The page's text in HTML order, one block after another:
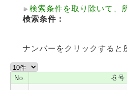
検索条件を取り除いて、
検索条件：
ナンバーをクリックすると
No. 巻号